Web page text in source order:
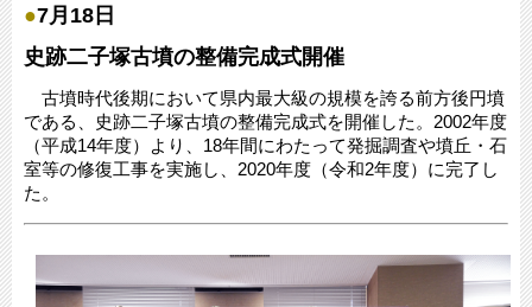
●7月18日
史跡二子塚古墳の整備完成式開催
古墳時代後期において県内最大級の規模を誇る前方後円墳
である、史跡二子塚古墳の整備完成式を開催した。2002年度
（平成14年度）より、18年間にわたって発掘調査や墳丘・石
室等の修復工事を実施し、2020年度（令和2年度）に完了し
た。